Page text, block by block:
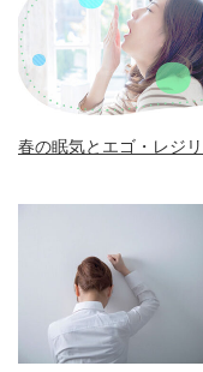
春の眠気とエゴ・レジ